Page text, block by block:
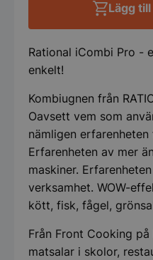
Lägg
Rational iCombi Pro -
enkelt!
Kombiugnen från
Oavsett vem som
nämligen
Erfarenheten av mer
maskiner.
verksamhet. WOW-
kött, fisk, fågel,
Från Front Cooking
matsalar i skolor,